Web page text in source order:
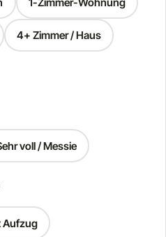
4+ Zimmer / Haus
voll / Messie
Aufzug